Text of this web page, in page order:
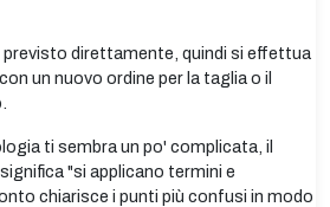
direttamente, quindi si effettua
un nuovo ordine per la taglia o il
ti sembra un po' complicata, il
"si applicano termini e
chiarisce i punti più confusi in modo